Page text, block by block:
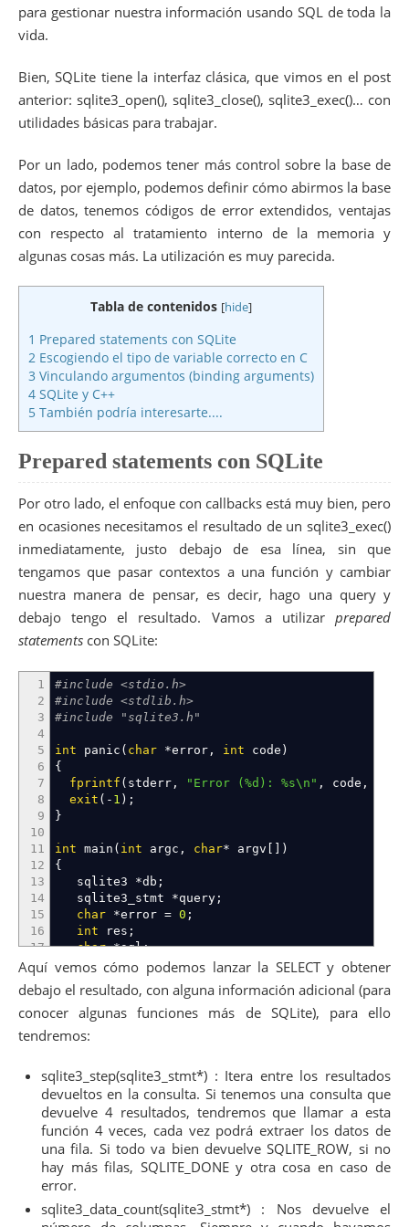
para gestionar nuestra información usando SQL de toda la
vida.
Bien, SQLite tiene la interfaz clásica, que vimos en el post
anterior: sqlite3_open(), sqlite3_close(), sqlite3_exec()… con
utilidades básicas para trabajar.
Por un lado, podemos tener más control sobre la base de
datos, por ejemplo, podemos definir cómo abirmos la base
de datos, tenemos códigos de error extendidos, ventajas
con respecto al tratamiento interno de la memoria y
algunas cosas más. La utilización es muy parecida.
Tabla de contenidos [hide]
1 Prepared statements con SQLite
2 Escogiendo el tipo de variable correcto en C
3 Vinculando argumentos (binding arguments)
4 SQLite y C++
5 También podría interesarte....
Prepared statements con SQLite
Por otro lado, el enfoque con callbacks está muy bien, pero
en ocasiones necesitamos el resultado de un sqlite3_exec()
inmediatamente, justo debajo de esa línea, sin que
tengamos que pasar contextos a una función y cambiar
nuestra manera de pensar, es decir, hago una query y
debajo tengo el resultado. Vamos a utilizar prepared
statements con SQLite:
1
2
3
4
5
6
7
8
9
10
11
12
13
14
15
16
17
18
19
20
21
22
25
26
27
28
29
30
32
33
#include <stdio.h>
#include <stdlib.h>
#include "sqlite3.h"
int panic ( char *error , int code )
{
fprintf ( stderr , "Error (%d): %s\n " , code ,
exit ( - 1 ) ;
}
int main ( int argc , char* argv
)
{
sqlite3 *db ;
sqlite3_stmt *query ;
char *error = 0 ;
int res ;
char *sql;
int i;
if ( (res =sqlite3_initialize() ) !=SQLITE_OK
panic
"No se puede inicializar SQLite", res
panic( "No puedo abrir la base de datos",
/* Prepara la sonsulta SQL */
if
( (res sqlite3_prepare_v2(db,
"SELECT *
panic ("No puedo ejecutar la consulta", res
res sqlite3_step
printf ("Columnas encontradas: %d\n"
Aquí vemos cómo podemos lanzar la SELECT y obtener
debajo el resultado, con alguna información adicional (para
conocer algunas funciones más de SQLite), para ello
tendremos:
sqlite3_step(sqlite3_stmt*) : Itera entre los resultados
devueltos en la consulta. Si tenemos una consulta que
devuelve 4 resultados, tendremos que llamar a esta
función 4 veces, cada vez podrá extraer los datos de
una fila. Si todo va bien devuelve SQLITE_ROW, si no
hay más filas, SQLITE_DONE y otra cosa en caso de
error.
sqlite3_data_count(sqlite3_stmt*) : Nos devuelve el